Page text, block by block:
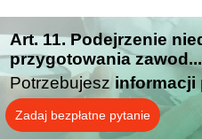
Art. 11. Podejrzenie
przygotowania
Potrzebujesz informacji
Zadaj bezpłatne pytanie